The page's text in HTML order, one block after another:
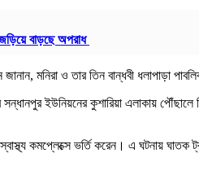
জড়িয়ে বাড়ছে অপরাধ
মনিরা ও তার তিন বান্ধবী ধলাপাড়া
ইউনিয়নের কুশারিয়া এলাকায়
কমপ্লেক্সে ভর্তি করেন। এ ঘটনায়